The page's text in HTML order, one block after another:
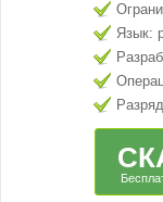
Язык: